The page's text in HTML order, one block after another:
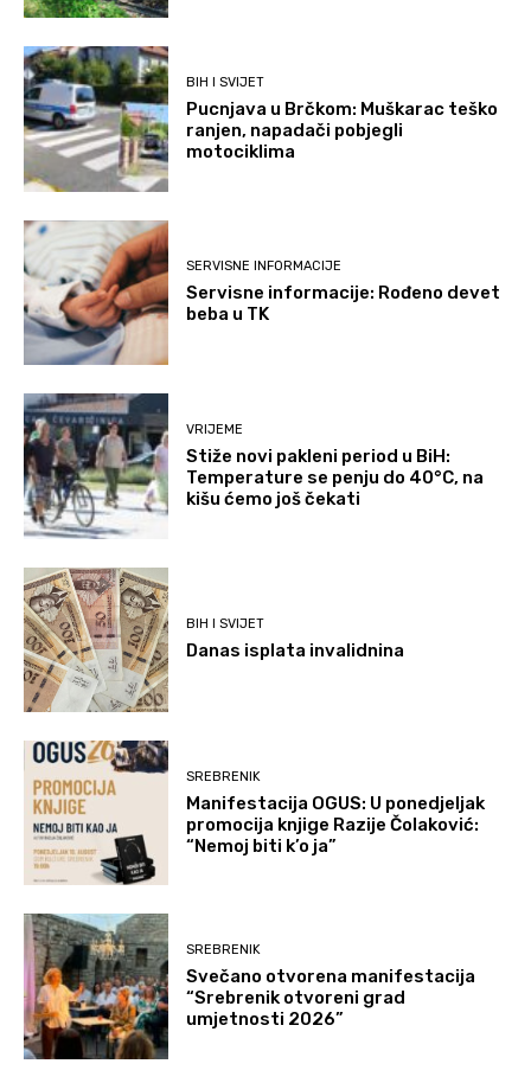
BIH I SVIJET
Pucnjava u Brčkom: Muškarac teško
ranjen, napadači pobjegli
motociklima
SERVISNE INFORMACIJE
Servisne informacije: Rođeno devet
beba u TK
VRIJEME
Stiže novi pakleni period u BiH:
Temperature se penju do 40°C, na
kišu ćemo još čekati
BIH I SVIJET
Danas isplata invalidnina
SREBRENIK
Manifestacija OGUS: U ponedjeljak
promocija knjige Razije Čolaković:
“Nemoj biti k’o ja”
SREBRENIK
Svečano otvorena manifestacija
“Srebrenik otvoreni grad
umjetnosti 2026”